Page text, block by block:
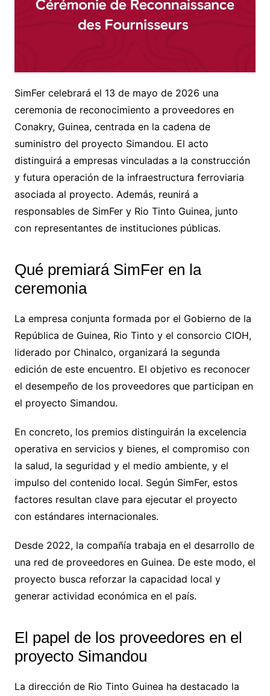
SimFer celebrará el 13 de mayo de 2026 una
ceremonia de reconocimiento a proveedores en
Conakry, Guinea, centrada en la cadena de
suministro del proyecto Simandou. El acto
distinguirá a empresas vinculadas a la construcción
y futura operación de la infraestructura ferroviaria
asociada al proyecto. Además, reunirá a
responsables de SimFer y Rio Tinto Guinea, junto
con representantes de instituciones públicas.
Qué premiará SimFer en la
ceremonia
La empresa conjunta formada por el Gobierno de la
República de Guinea, Rio Tinto y el consorcio CIOH,
liderado por Chinalco, organizará la segunda
edición de este encuentro. El objetivo es reconocer
el desempeño de los proveedores que participan en
el proyecto Simandou.
En concreto, los premios distinguirán la excelencia
operativa en servicios y bienes, el compromiso con
la salud, la seguridad y el medio ambiente, y el
impulso del contenido local. Según SimFer, estos
factores resultan clave para ejecutar el proyecto
con estándares internacionales.
Desde 2022, la compañía trabaja en el desarrollo de
una red de proveedores en Guinea. De este modo, el
proyecto busca reforzar la capacidad local y
generar actividad económica en el país.
El papel de los proveedores en el
proyecto Simandou
La dirección de Rio Tinto Guinea ha destacado la